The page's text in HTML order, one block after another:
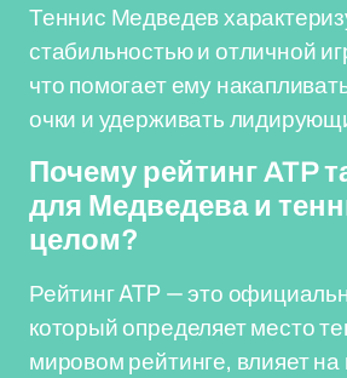
Теннис Медведев
стабильностью и отличной
что помогает ему
очки и удерживать
Почему рейтинг ATP
для Медведева и
целом?
Рейтинг ATP — это
который определяет место
мировом рейтинге, влияет на